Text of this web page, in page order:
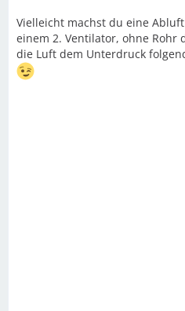
Vielleicht machst du eine
einem 2. Ventilator, ohne Rohr
die Luft dem Unterdruck